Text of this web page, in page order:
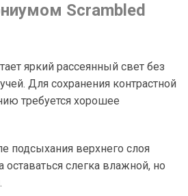
Scrambled
яркий рассеянный свет без
Для сохранения контрастной
требуется хорошее
подсыхания верхнего слоя
оставаться слегка влажной, но